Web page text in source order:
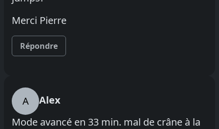
Merci Pierre
Répondre
A
Alex
Mode avancé en 33 min. mal de crâne à la